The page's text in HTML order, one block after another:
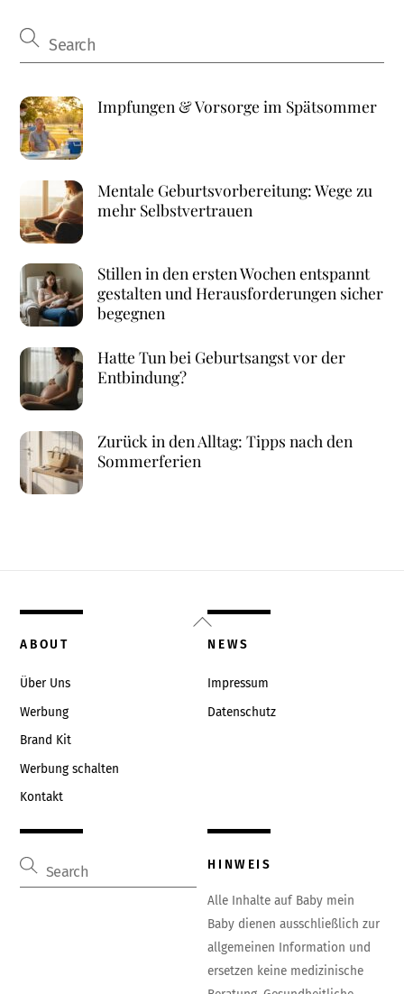
Impfungen & Vorsorge im Spätsommer
Mentale Geburtsvorbereitung: Wege zu
mehr Selbstvertrauen
Stillen in den ersten Wochen entspannt
gestalten und Herausforderungen sicher
begegnen
Hatte Tun bei Geburtsangst vor der
Entbindung?
Zurück in den Alltag: Tipps nach den
Sommerferien
Back
To
ABOUT
Über Uns
Werbung
Brand Kit
Werbung schalten
Kontakt
NEWS
Impressum
Datenschutz
HINWEIS
Alle Inhalte auf Baby mein
Baby dienen ausschließlich zur
allgemeinen Information und
ersetzen keine medizinische